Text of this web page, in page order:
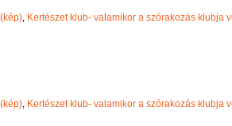
(kép), Kertészet klub- valamikor a szórakozás klubja
(kép), Kertészet klub- valamikor a szórakozás klubja